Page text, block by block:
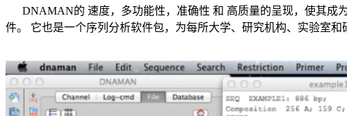
DNAMAN的 速度，多功能性，准确性 和 高质量的呈现，使其成
件。
它也是一个序列分析软件包，为每所大学、研究机构、实验室和